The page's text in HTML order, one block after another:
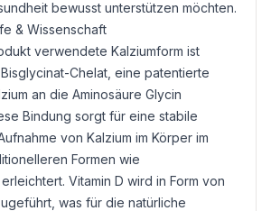
bewusst unterstützen möchten.
& Wissenschaft
verwendete Kalziumform ist
Bisglycinat-Chelat , eine patentierte
an die Aminosäure Glycin
Bindung sorgt für eine stabile
von Kalzium im Körper im
Formen wie
Vitamin D wird in Form von
was für die natürliche